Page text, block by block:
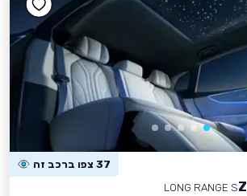
37 צפו ברכב זה
LONG RANGE S